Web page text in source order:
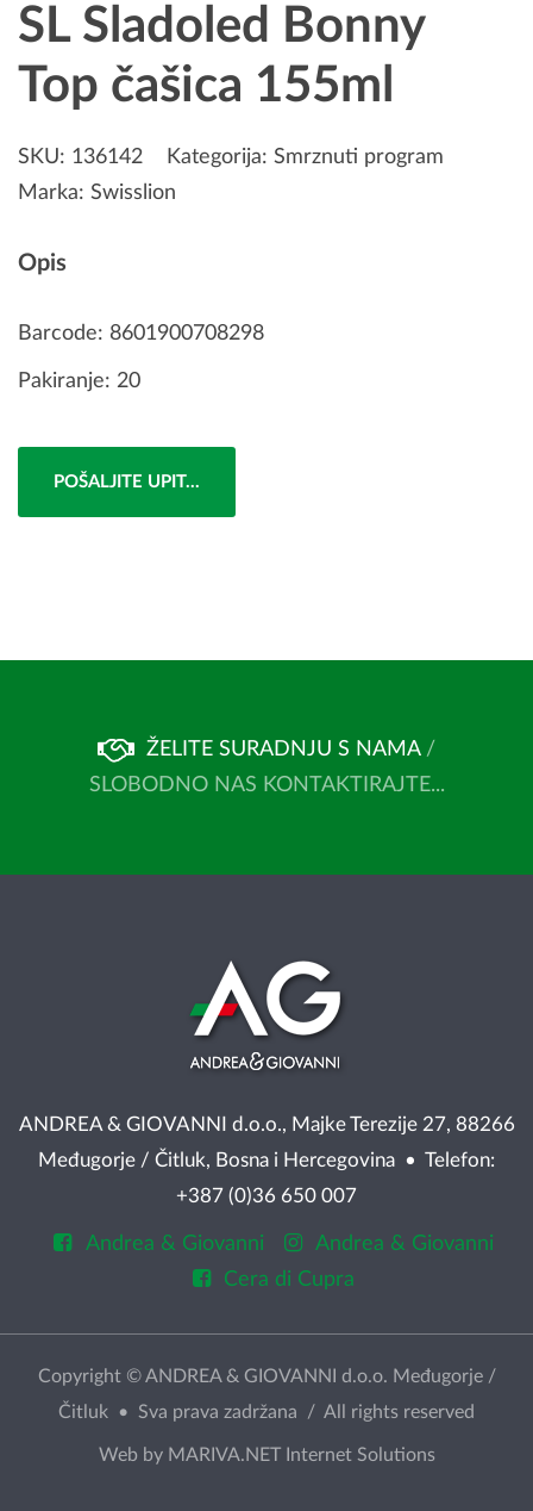
SL Sladoled Bonny
Top čašica 155ml
SKU: 136142 Kategorija: Smrznuti program
Marka: Swisslion
Opis
Barcode: 8601900708298
Pakiranje: 20
POŠALJITE UPIT...
ŽELITE SURADNJU S NAMA /
SLOBODNO NAS KONTAKTIRAJTE...
ANDREA & GIOVANNI d.o.o., Majke Terezije 27, 88266
Međugorje / Čitluk, Bosna i Hercegovina • Telefon:
+387 (0)36 650 007
Andrea & Giovanni
Andrea & Giovanni
Cera di Cupra
Copyright © ANDREA & GIOVANNI d.o.o. Međugorje /
Čitluk • Sva prava zadržana / All rights reserved
Web by MARIVA.NET Internet Solutions